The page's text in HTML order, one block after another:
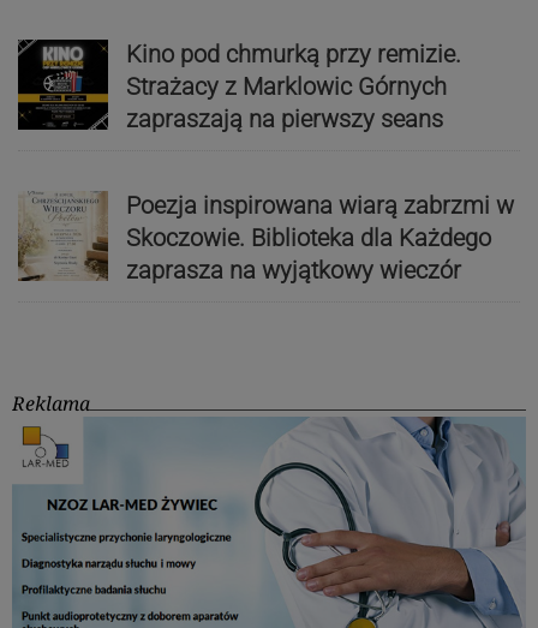
Kino pod chmurką przy remizie.
Strażacy z Marklowic Górnych
zapraszają na pierwszy seans
Poezja inspirowana wiarą zabrzmi w
Skoczowie. Biblioteka dla Każdego
zaprasza na wyjątkowy wieczór
Reklama